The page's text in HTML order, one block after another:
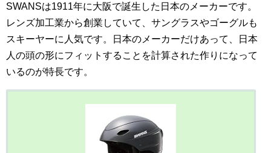
SWANSは1911年に大阪で誕生した日本のメーカーです。
レンズ加工業から創業していて、サングラスやゴーグルも
スキーヤーに人気です。日本のメーカーだけあって、日本
人の頭の形にフィットすることを計算された作りになって
いるのが特長です。